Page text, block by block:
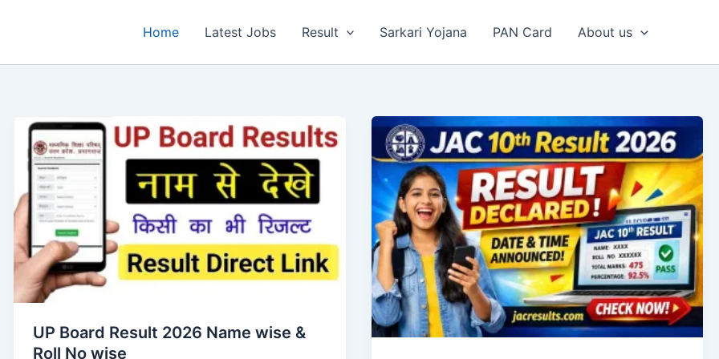
Home Latest Jobs Result Sarkari Yojana PAN Card About us
UP Board Result 2026 Name wise &
Roll No wise